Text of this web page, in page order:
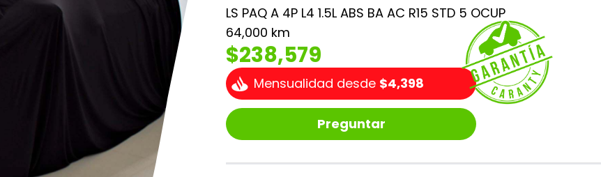
LS PAQ A 4P L4 1.5L ABS BA AC R15 STD 5 OCUP
64,000 km
$238,579
Mensualidad desde $4,398
Preguntar